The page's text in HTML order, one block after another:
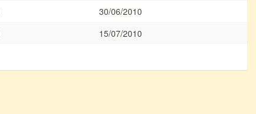
30/06/2010
15/07/2010